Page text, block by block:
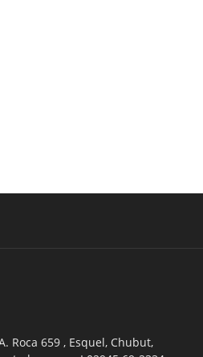
Roca 659 , Esquel, Chubut,